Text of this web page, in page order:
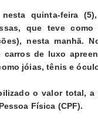
quinta-feira
que teve
nesta manhã.
carros de luxo
jóias, tênis e
o valor total,
Física (CPF).